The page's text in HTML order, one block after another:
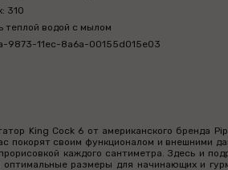
310
теплой водой с мылом
9873-11ec-8a6a-00155d015e03
King Cock 6 от американского бренда
покорят своим функционалом и внешними
каждого сантиметра. Здесь и
оптимальные размеры для начинающих и